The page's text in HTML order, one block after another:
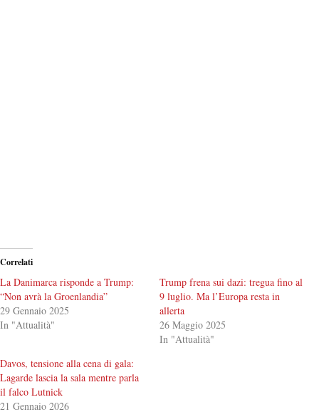
Correlati
La Danimarca risponde a Trump:
“Non avrà la Groenlandia”
29 Gennaio 2025
In "Attualità"
Trump frena sui dazi: tregua fino al
9 luglio. Ma l’Europa resta in
allerta
26 Maggio 2025
In "Attualità"
Davos, tensione alla cena di gala:
Lagarde lascia la sala mentre parla
il falco Lutnick
21 Gennaio 2026